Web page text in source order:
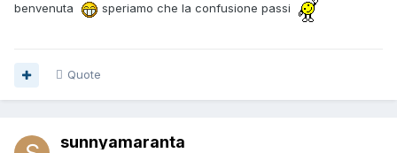
benvenuta speriamo che la confusione passi
Quote
sunnyamaranta